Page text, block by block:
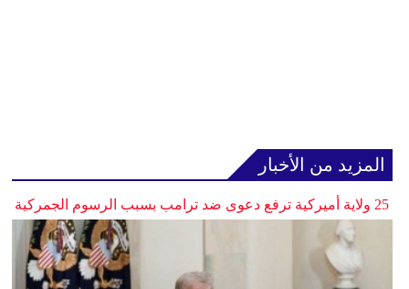
المزيد من الأخبار
25 ولاية أميركية ترفع دعوى ضد ترامب بسبب الرسوم الجمركية